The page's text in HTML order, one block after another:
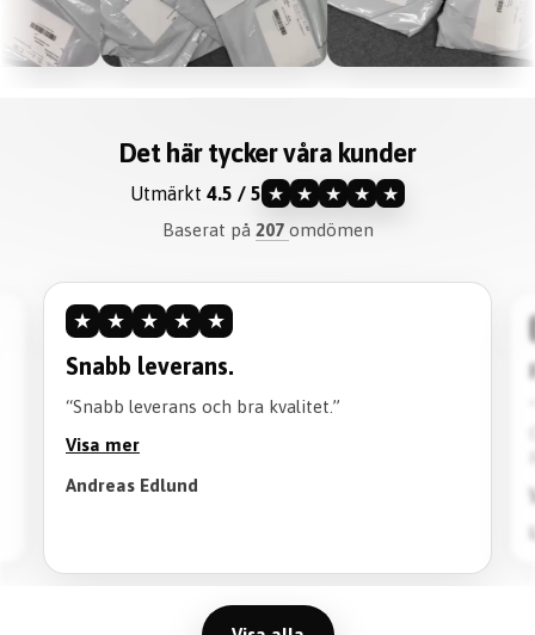
Det här tycker våra kunder
Utmärkt 4.5 / 5 ★ ★ ★ ★ ★
Baserat på 207 omdömen
★ ★ ★ ★ ★
Snabb leverans.
“Snabb leverans och bra kvalitet.”
Visa mer
Andreas Edlund